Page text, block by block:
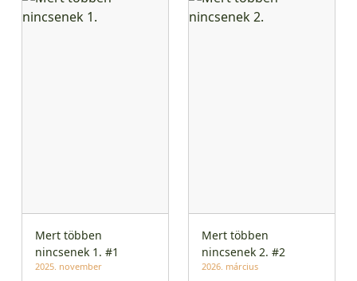
Mert többen
nincsenek 1. #1
2025. november
Mert többen
nincsenek 2. #2
2026. március